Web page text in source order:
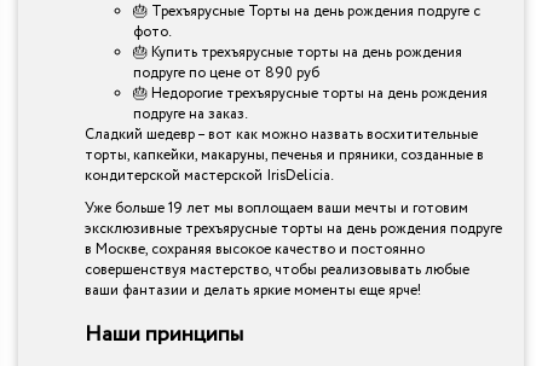
🎂 Трехъярусные Торты на день рождения подруге с
фото.
🎂 Купить трехъярусные торты на день рождения
подруге по цене от 890 руб
🎂 Недорогие трехъярусные торты на день рождения
подруге на заказ.
Сладкий шедевр – вот как можно назвать восхитительные
торты, капкейки, макаруны, печенья и пряники, созданные в
кондитерской мастерской IrisDelicia.
Уже больше 19 лет мы воплощаем ваши мечты и готовим
эксклюзивные трехъярусные торты на день рождения подруге
в Москве, сохраняя высокое качество и постоянно
совершенствуя мастерство, чтобы реализовывать любые
ваши фантазии и делать яркие моменты еще ярче!
Наши принципы